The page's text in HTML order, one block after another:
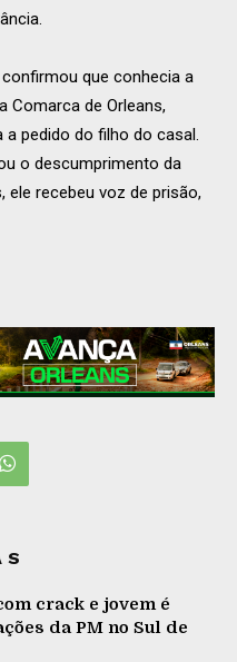
que conhecia a
Comarca de Orleans,
a pedido do filho do casal.
o descumprimento da
ele recebeu voz de prisão,
crack e jovem é
da PM no Sul de